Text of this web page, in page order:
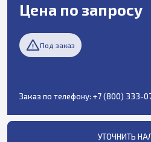
Цена по запросу
Под заказ
Заказ по телефону: +7 (800) 333-
УТОЧНИТЬ